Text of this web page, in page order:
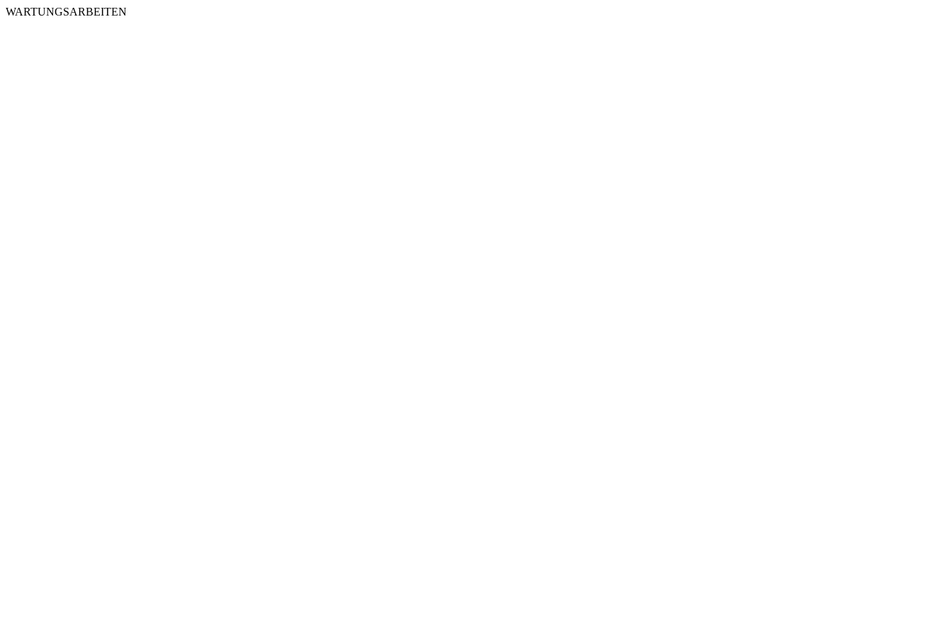
WARTUNGSARBEITEN